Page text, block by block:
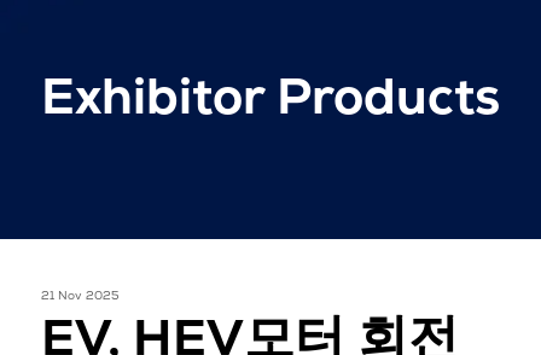
Exhibitor Products
21 Nov 2025
EV, HEV모터 회전